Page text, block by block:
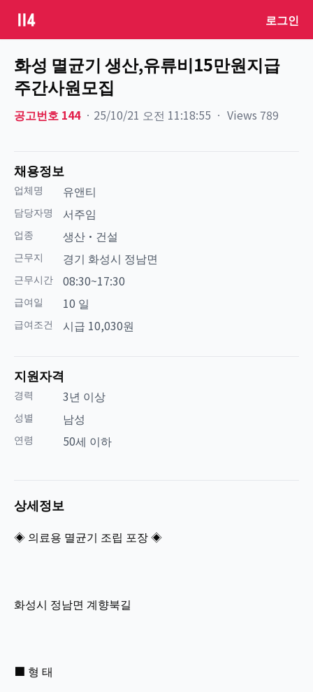
로그인
화성 멸균기 생산,유류비15만원지급
주간사원모집
공고번호 144 ㆍ 25/10/21 오전 11:18:55 ㆍ Views 789
채용정보
업체명 유앤티
담당자명 서주임
업종 생산·건설
근무지 경기 화성시 정남면
근무시간 08:30~17:30
급여일 10 일
급여조건 시급 10,030원
지원자격
경력 3년 이상
성별 남성
연령 50세 이하
상세정보
◈ 의료용 멸균기 조립 포장 ◈
화성시 정남면 계향북길
■ 형 태